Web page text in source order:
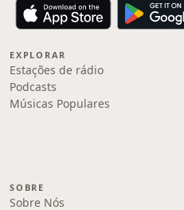
EXPLORAR
Estações de rádio
Podcasts
Músicas Populares
SOBRE
Sobre Nós